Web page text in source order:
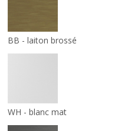
BB - laiton brossé
WH - blanc mat